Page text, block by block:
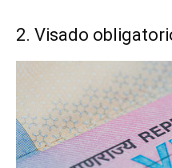
2. Visado